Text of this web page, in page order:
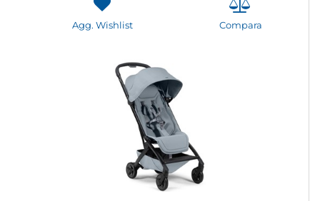
Agg. Wishlist Compara